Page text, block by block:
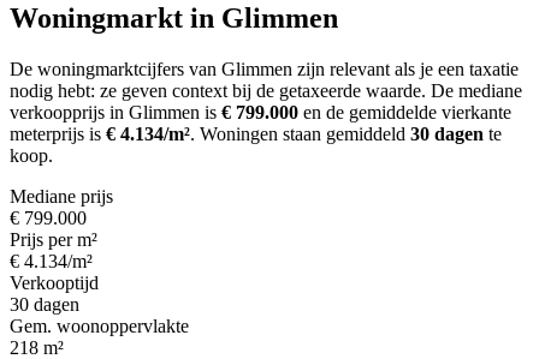
Woningmarkt in Glimmen
De woningmarktcijfers van Glimmen zijn relevant als je een taxatie
nodig hebt: ze geven context bij de getaxeerde waarde. De mediane
verkoopprijs in Glimmen is € 799.000 en de gemiddelde vierkante
meterprijs is € 4.134/m². Woningen staan gemiddeld 30 dagen te
koop.
Mediane prijs
€ 799.000
Prijs per m²
€ 4.134/m²
Verkooptijd
30 dagen
Gem. woonoppervlakte
218 m²